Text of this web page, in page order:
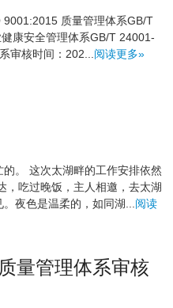
质量管理体系GB/T
康安全管理体系GB/T 24001-
审核时间：202... 阅读更多»
。 这次太湖畔的工作安排依然
，吃过晚饭，主人相邀，去太湖
夜色是温柔的，如同湖... 阅读
量管理体系审核